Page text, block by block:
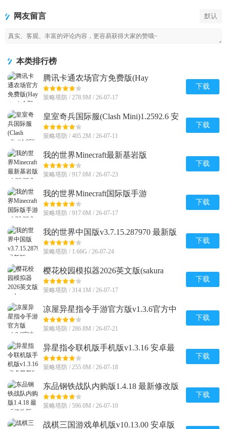
网友留言 默认
本类排行榜
腾讯卡通农场官方免费版(Hay
Day)v1.71.1 安卓最新版
策略塔防 / 278.9M / 26-07-17
下载
皇室奇兵国际服(Clash Mini)1.2592.6 安
卓最新版
策略塔防 / 405.2M / 26-07-11
下载
我的世界Minecraft最新基岩版
v1.26.20.24 安卓免付费版
策略塔防 / 917.0M / 26-07-23
下载
我的世界Minecraft国际版手游
v1.26.20.24 官方最新版
策略塔防 / 917.0M / 26-07-17
下载
我的世界中国版v3.7.15.287970 最新版
策略塔防 / 1.66G / 26-07-24
下载
樱花校园模拟器2026英文版(sakura
schoolsimulator)v1.048.08 手机版
策略塔防 / 314.1M / 26-07-17
下载
凉屋异星指令手游官方版v1.3.6官方中
文最新版
策略塔防 / 286.8M / 26-07-21
下载
异星指令联机版手机版v1.3.16 安卓最
新版
策略塔防 / 255.0M / 26-07-18
下载
东品钢铁战队内购版1.4.18 最新修改版
策略塔防 / 596.0M / 26-07-10
下载
战棋三国游戏单机版v10.13.00 安卓版